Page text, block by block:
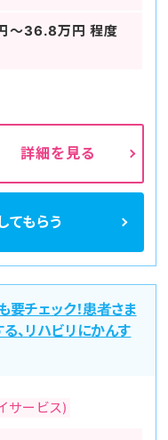
～36.8万円 程度
詳細を見る
てもらう
チェック！患者さま
、リハビリにかんす
サービス)